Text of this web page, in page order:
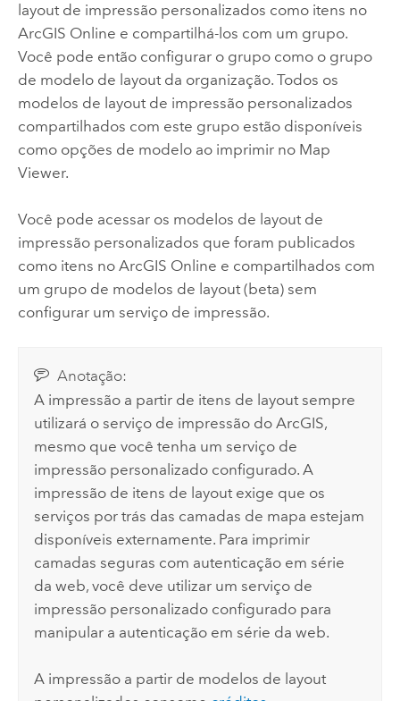
layout de impressão personalizados como itens no
ArcGIS Online e compartilhá-los com um grupo.
Você pode então configurar o grupo como o grupo
de modelo de layout da organização. Todos os
modelos de layout de impressão personalizados
compartilhados com este grupo estão disponíveis
como opções de modelo ao imprimir no Map
Viewer.
Você pode acessar os modelos de layout de
impressão personalizados que foram publicados
como itens no ArcGIS Online e compartilhados com
um grupo de modelos de layout (beta) sem
configurar um serviço de impressão.
Anotação:
A impressão a partir de itens de layout sempre
utilizará o serviço de impressão do ArcGIS,
mesmo que você tenha um serviço de
impressão personalizado configurado. A
impressão de itens de layout exige que os
serviços por trás das camadas de mapa estejam
disponíveis externamente. Para imprimir
camadas seguras com autenticação em série
da web, você deve utilizar um serviço de
impressão personalizado configurado para
manipular a autenticação em série da web.
A impressão a partir de modelos de layout